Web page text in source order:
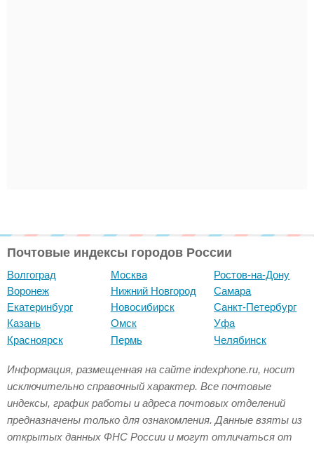
Почтовые индексы городов России
Волгоград
Воронеж
Екатеринбург
Казань
Красноярск
Москва
Нижний Новгород
Новосибирск
Омск
Пермь
Ростов-на-Дону
Самара
Санкт-Петербург
Уфа
Челябинск
Информация, размещенная на сайте indexphone.ru, носит
исключительно справочный характер. Все почтовые
индексы, график работы и адреса почтовых отделений
предназначены только для ознакомления. Данные взяты из
открытых данных ФНС России и могут отличаться от